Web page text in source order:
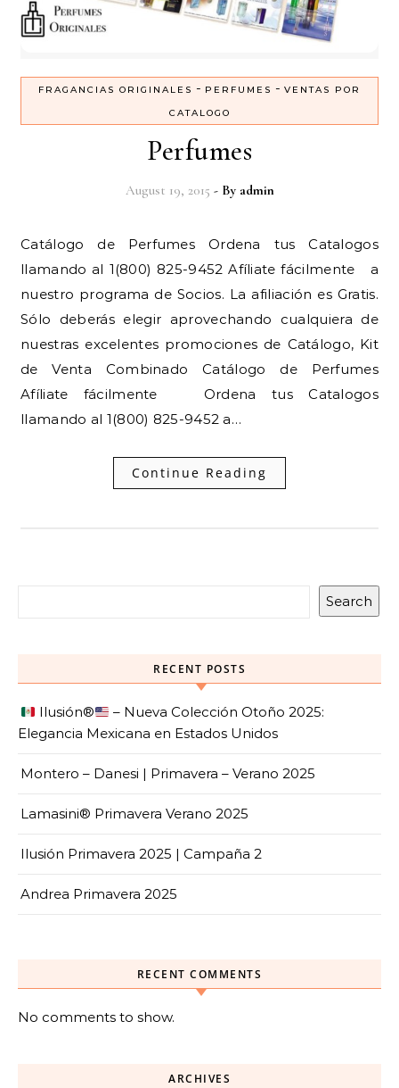
FRAGANCIAS ORIGINALES - PERFUMES - VENTAS POR
CATALOGO
Perfumes
August 19, 2015 - By admin
Catálogo de Perfumes Ordena tus Catalogos
llamando al 1(800) 825-9452 Afíliate fácilmente a
nuestro programa de Socios. La afiliación es Gratis.
Sólo deberás elegir aprovechando cualquiera de
nuestras excelentes promociones de Catálogo, Kit
de Venta Combinado Catálogo de Perfumes
Afíliate fácilmente Ordena tus Catalogos
llamando al 1(800) 825-9452 a…
Continue Reading
Search
RECENT POSTS
Ilusión®️
– Nueva Colección Otoño 2025:
Elegancia Mexicana en Estados Unidos
Montero – Danesi | Primavera – Verano 2025
Lamasini® Primavera Verano 2025
Ilusión Primavera 2025 | Campaña 2
Andrea Primavera 2025
RECENT COMMENTS
No comments to show.
ARCHIVES